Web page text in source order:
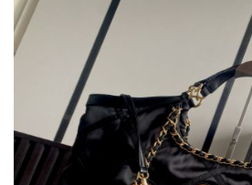
ザ
録
ン
オ
yoyocopys@gmail.com
📢 当店は正真正銘のn級スーパーコピーのみ
2026春の新作続々更新中！期間中のご注
新作入荷！ルイ・ヴィトンスーパーコピ